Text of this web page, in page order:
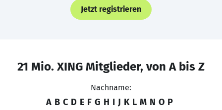
Jetzt registrieren
21 Mio. XING Mitglieder, von A bis Z
Nachname:
A B C D E F G H I J K L M N O P